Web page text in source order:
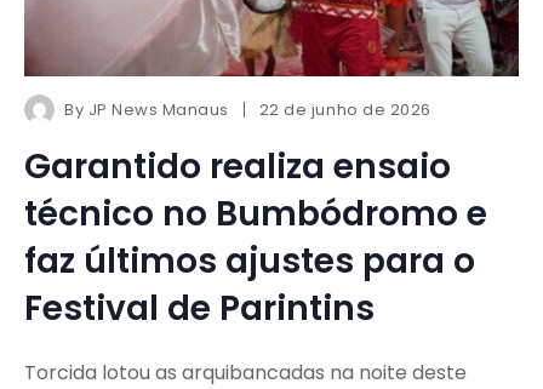
By JP News Manaus 22 de junho de 2026
Garantido realiza ensaio
técnico no Bumbódromo e
faz últimos ajustes para o
Festival de Parintins
Torcida lotou as arquibancadas na noite deste